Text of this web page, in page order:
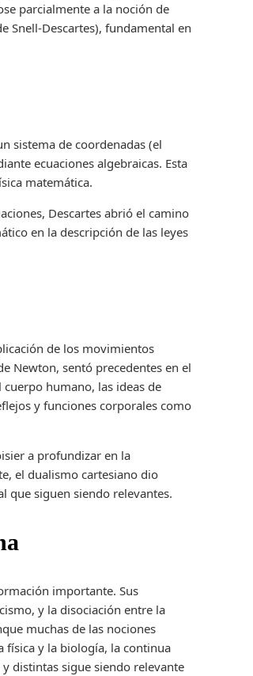
parcialmente a la noción de
Snell-Descartes), fundamental en
sistema de coordenadas (el
ecuaciones algebraicas. Esta
matemática.
Descartes abrió el camino
en la descripción de las leyes
de los movimientos
Newton, sentó precedentes en el
humano, las ideas de
y funciones corporales como
a profundizar en la
el dualismo cartesiano dio
que siguen siendo relevantes.
importante. Sus
y la disociación entre la
muchas de las nociones
física y la biología, la continua
distintas sigue siendo relevante